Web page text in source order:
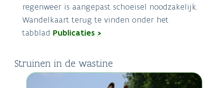
regenweer is aangepast schoeisel noodzakelijk.
Wandelkaart terug te vinden onder het
tabblad Publicaties >
Struinen in de wastine